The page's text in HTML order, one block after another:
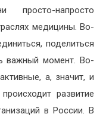
просто-напросто
медицины. Во-
поделиться
важный момент. Во-
а, значит, и
развитие
в России. В